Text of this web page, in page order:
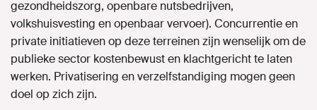
gezondheidszorg, openbare nutsbedrijven,
volkshuisvesting en openbaar vervoer). Concurrentie en
private initiatieven op deze terreinen zijn wenselijk om de
publieke sector kostenbewust en klachtgericht te laten
werken. Privatisering en verzelfstandiging mogen geen
doel op zich zijn.